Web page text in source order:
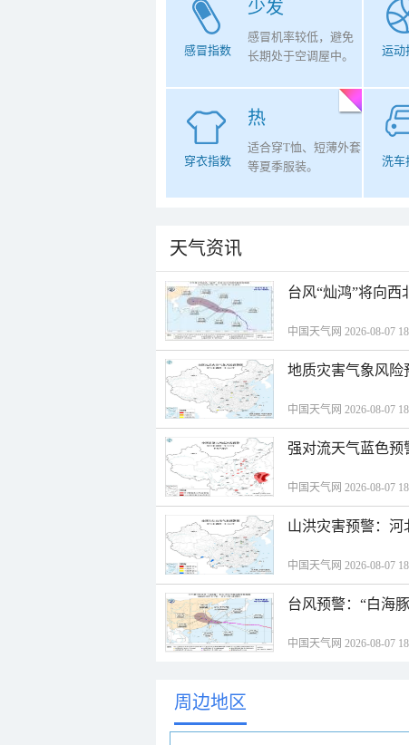
少发
感冒指数
感冒机率较低，避免
长期处于空调屋中。
运动
热
穿衣指数
适合穿T恤、短薄外套
等夏季服装。
洗车
天气资讯
台风“灿鸿”将向
中国天气网 2026-08-07
地质灾害气象风险
中国天气网 2026-08-07
强对流天气蓝色预
中国天气网 2026-08-07
山洪灾害预警：河
中国天气网 2026-08-07
台风预警：“白海
中国天气网 2026-08-07
周边地区